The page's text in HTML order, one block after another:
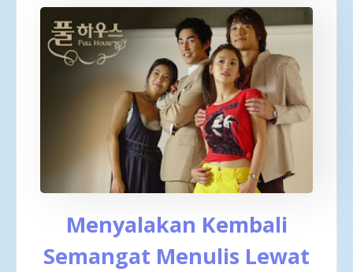
Menyalakan Kembali
Semangat Menulis Lewat